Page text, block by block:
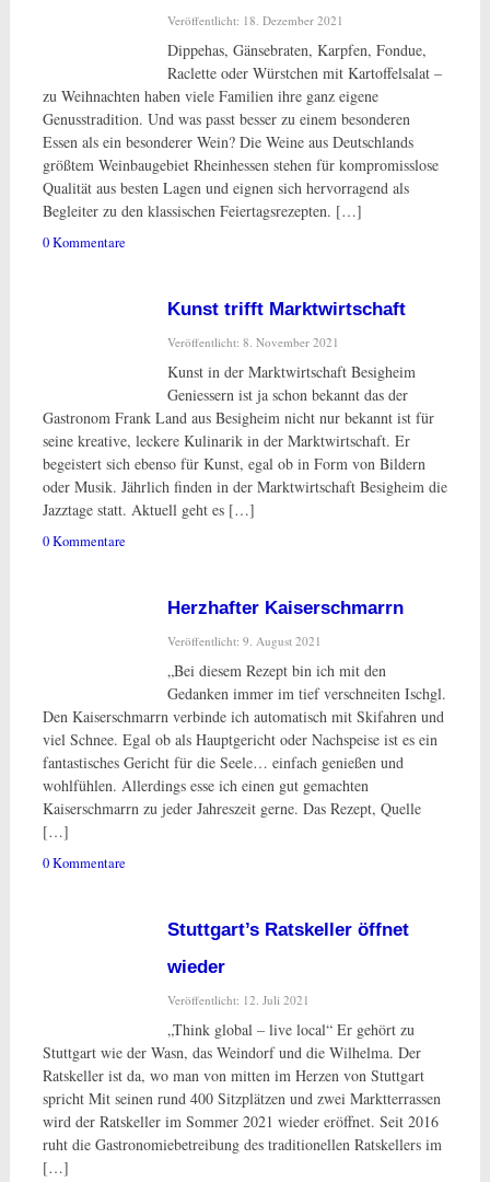
Veröffentlicht: 18. Dezember 2021
Dippehas, Gänsebraten, Karpfen, Fondue,
Raclette oder Würstchen mit Kartoffelsalat –
zu Weihnachten haben viele Familien ihre ganz eigene
Genusstradition. Und was passt besser zu einem besonderen
Essen als ein besonderer Wein? Die Weine aus Deutschlands
größtem Weinbaugebiet Rheinhessen stehen für kompromisslose
Qualität aus besten Lagen und eignen sich hervorragend als
Begleiter zu den klassischen Feiertagsrezepten. […]
0 Kommentare
Kunst trifft Marktwirtschaft
Veröffentlicht: 8. November 2021
Kunst in der Marktwirtschaft Besigheim
Geniessern ist ja schon bekannt das der
Gastronom Frank Land aus Besigheim nicht nur bekannt ist für
seine kreative, leckere Kulinarik in der Marktwirtschaft. Er
begeistert sich ebenso für Kunst, egal ob in Form von Bildern
oder Musik. Jährlich finden in der Marktwirtschaft Besigheim die
Jazztage statt. Aktuell geht es […]
0 Kommentare
Herzhafter Kaiserschmarrn
Veröffentlicht: 9. August 2021
„Bei diesem Rezept bin ich mit den
Gedanken immer im tief verschneiten Ischgl.
Den Kaiserschmarrn verbinde ich automatisch mit Skifahren und
viel Schnee. Egal ob als Hauptgericht oder Nachspeise ist es ein
fantastisches Gericht für die Seele… einfach genießen und
wohlfühlen. Allerdings esse ich einen gut gemachten
Kaiserschmarrn zu jeder Jahreszeit gerne. Das Rezept, Quelle
[…]
0 Kommentare
Stuttgart’s Ratskeller öffnet
wieder
Veröffentlicht: 12. Juli 2021
„Think global – live local“ Er gehört zu
Stuttgart wie der Wasn, das Weindorf und die Wilhelma. Der
Ratskeller ist da, wo man von mitten im Herzen von Stuttgart
spricht Mit seinen rund 400 Sitzplätzen und zwei Marktterrassen
wird der Ratskeller im Sommer 2021 wieder eröffnet. Seit 2016
ruht die Gastronomiebetreibung des traditionellen Ratskellers im
[…]